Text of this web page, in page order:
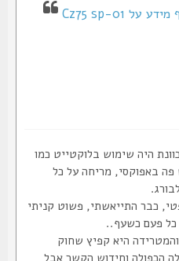
Re: דיון לאיסוף מידע על Cz75 sp-01
היה שימוש בלוקטייט כמו
מריחה על כל
התייאשתי, פשוט קניתי
כשעף..
היא קפיץ שחוק